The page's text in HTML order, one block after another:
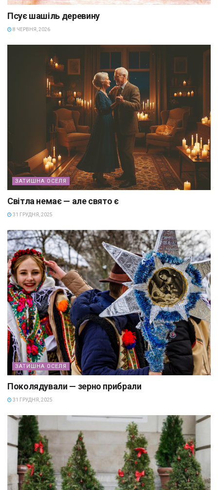
Псує шашіль деревину
8 ЧЕРВНЯ, 2026
ЗАТИШНА ОСЕЛЯ
Світла немає — але свято є
31 ГРУДНЯ, 2025
ЗАТИШНА ОСЕЛЯ
Поколядували — зерно прибрали
31 ГРУДНЯ, 2025